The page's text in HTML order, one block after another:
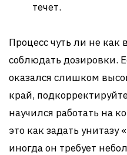
течет.
Процесс чуть ли не как
соблюдать дозировки.
оказался слишком
край,
научился работать на
это как задать
иногда он требует